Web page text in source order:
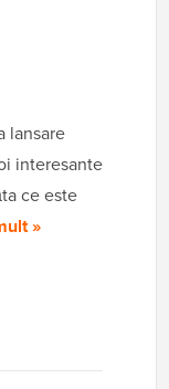
lansare
interesante
ce este
»